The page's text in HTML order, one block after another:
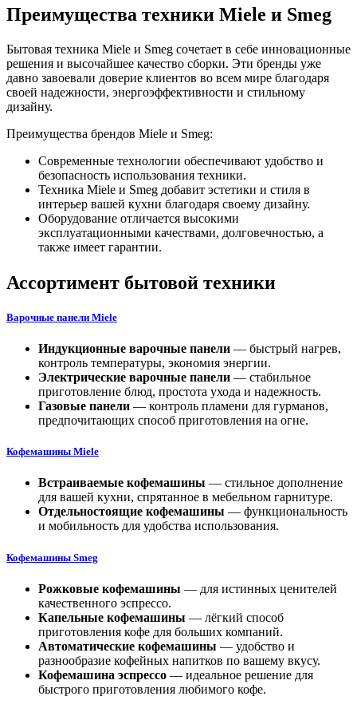
Преимущества техники Miele и Smeg
Бытовая техника Miele и Smeg сочетает в себе инновационные
решения и высочайшее качество сборки. Эти бренды уже
давно завоевали доверие клиентов во всем мире благодаря
своей надежности, энергоэффективности и стильному
дизайну.
Преимущества брендов Miele и Smeg:
Современные технологии обеспечивают удобство и
безопасность использования техники.
Техника Miele и Smeg добавит эстетики и стиля в
интерьер вашей кухни благодаря своему дизайну.
Оборудование отличается высокими
эксплуатационными качествами, долговечностью, а
также имеет гарантии.
Ассортимент бытовой техники
Варочные панели Miele
Индукционные варочные панели — быстрый нагрев,
контроль температуры, экономия энергии.
Электрические варочные панели — стабильное
приготовление блюд, простота ухода и надежность.
Газовые панели — контроль пламени для гурманов,
предпочитающих способ приготовления на огне.
Кофемашины Miele
Встраиваемые кофемашины — стильное дополнение
для вашей кухни, спрятанное в мебельном гарнитуре.
Отдельностоящие кофемашины — функциональность
и мобильность для удобства использования.
Кофемашины Smeg
Рожковые кофемашины — для истинных ценителей
качественного эспрессо.
Капельные кофемашины — лёгкий способ
приготовления кофе для больших компаний.
Автоматические кофемашины — удобство и
разнообразие кофейных напитков по вашему вкусу.
Кофемашина эспрессо — идеальное решение для
быстрого приготовления любимого кофе.